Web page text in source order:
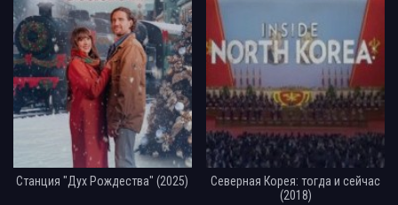
Станция "Дух Рождества" (2025)
Северная Корея: тогда и сейчас
(2018)